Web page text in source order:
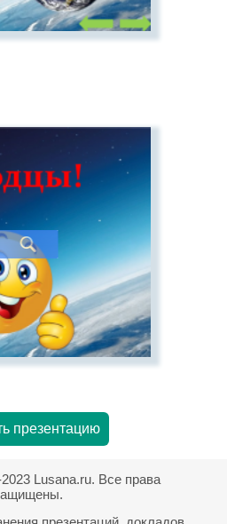
презентацию
Lusana.ru. Все права